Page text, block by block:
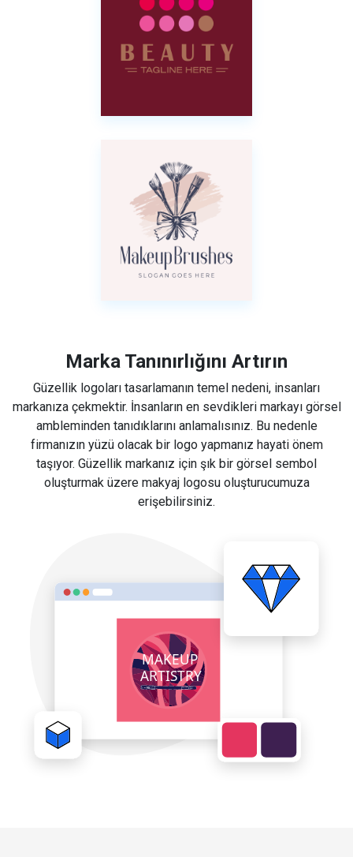
Marka Tanınırlığını Artırın
Güzellik logoları tasarlamanın temel nedeni, insanları
markanıza çekmektir. İnsanların en sevdikleri markayı görsel
ambleminden tanıdıklarını anlamalısınız. Bu nedenle
firmanızın yüzü olacak bir logo yapmanız hayati önem
taşıyor. Güzellik markanız için şık bir görsel sembol
oluşturmak üzere makyaj logosu oluşturucumuza
erişebilirsiniz.